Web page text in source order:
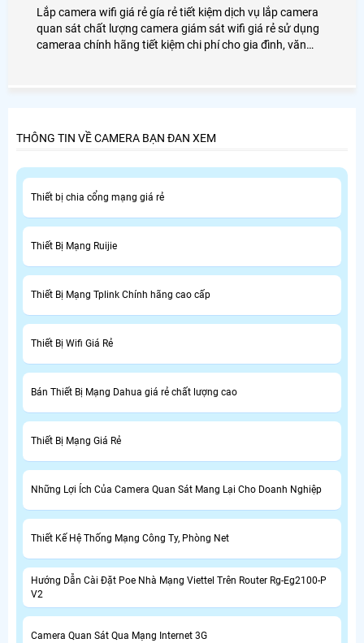
Lắp camera wifi giá rẻ gía rẻ tiết kiệm dịch vụ lắp camera
quan sát chất lượng camera giám sát wifi giá rẻ sử dụng
cameraa chính hãng tiết kiệm chi phí cho gia đình, văn
THÔNG TIN VỀ CAMERA BẠN ĐAN XEM
Thiết bị chia cổng mạng giá rẻ
Thiết Bị Mạng Ruijie
Thiết Bị Mạng Tplink Chính hãng cao cấp
Thiết Bị Wifi Giá Rẻ
Bán Thiết Bị Mạng Dahua giá rẻ chất lượng cao
Thiết Bị Mạng Giá Rẻ
Những Lợi Ích Của Camera Quan Sát Mang Lại Cho Doanh Nghiệp
Thiết Kế Hệ Thống Mạng Công Ty, Phòng Net
Hướng Dẫn Cài Đặt Poe Nhà Mạng Viettel Trên Router Rg-Eg2100-P
V2
Camera Quan Sát Qua Mạng Internet 3G